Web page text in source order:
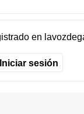
en
Iniciar sesión